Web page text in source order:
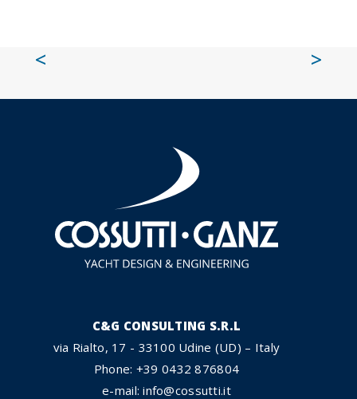
< >
C&G CONSULTING S.R.L
via Rialto, 17 - 33100 Udine (UD) – Italy
Phone: +39 0432 876804
e-mail: info@cossutti.it